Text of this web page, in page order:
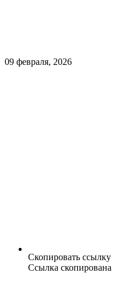
09 февраля, 2026
Скопировать ссылку
Ссылка скопирована